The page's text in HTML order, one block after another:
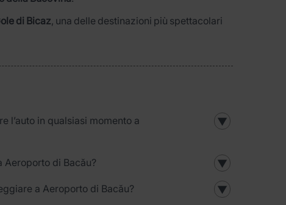
di Bicaz, una delle destinazioni più spettacolari
l’auto in qualsiasi momento a
▼
Aeroporto di Bacău? ▼
a Aeroporto di Bacău? ▼